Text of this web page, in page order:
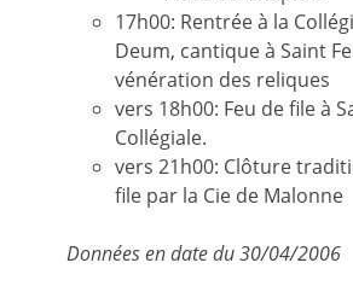
17h00: Rentrée à la
Deum, cantique à Saint
vénération des reliques
vers 18h00: Feu de file à
Collégiale.
vers 21h00: Clôture
file par la Cie de Malonne
Données en date du 30/04/2006